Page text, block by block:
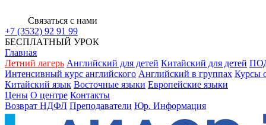
Связаться с нами
+7 (3532) 92 91 99
БЕСПЛАТНЫЙ УРОК
Главная
Летний лагерь Английский для детей Китайский для детей
Интенсивный курс английского Английский в группах Курсы
Китайский язык Восточные языки Европейские языки
Цены О центре Контакты
Возврат НДФЛ Преподаватели Юр. Информация